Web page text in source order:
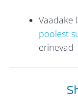
Vaadake
poolest
erinevad